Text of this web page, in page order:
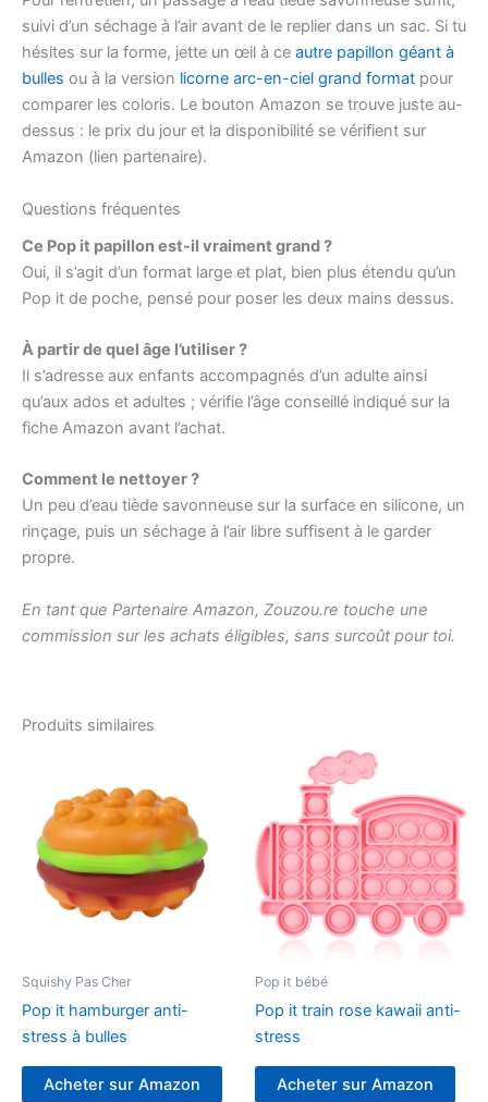
suivi d’un séchage à l’air avant de le replier dans un sac. Si tu
hésites sur la forme, jette un œil à ce autre papillon géant à
bulles ou à la version licorne arc-en-ciel grand format pour
comparer les coloris. Le bouton Amazon se trouve juste au-
dessus : le prix du jour et la disponibilité se vérifient sur
Amazon (lien partenaire).
Questions fréquentes
Ce Pop it papillon est-il vraiment grand ?
Oui, il s’agit d’un format large et plat, bien plus étendu qu’un
Pop it de poche, pensé pour poser les deux mains dessus.
À partir de quel âge l’utiliser ?
Il s’adresse aux enfants accompagnés d’un adulte ainsi
qu’aux ados et adultes ; vérifie l’âge conseillé indiqué sur la
fiche Amazon avant l’achat.
Comment le nettoyer ?
Un peu d’eau tiède savonneuse sur la surface en silicone, un
rinçage, puis un séchage à l’air libre suffisent à le garder
propre.
En tant que Partenaire Amazon, Zouzou.re touche une
commission sur les achats éligibles, sans surcoût pour toi.
Produits similaires
Squishy Pas Cher
Pop it hamburger anti-
stress à bulles
Acheter sur Amazon
Pop it bébé
Pop it train rose kawaii anti-
stress
Acheter sur Amazon